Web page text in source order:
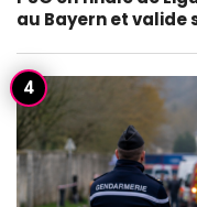
au Bayern et valide